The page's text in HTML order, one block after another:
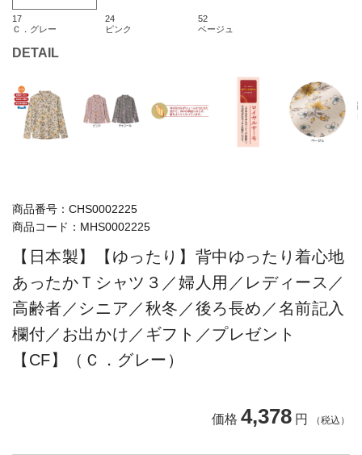
17
Ｃ．グレー
24
ピンク
52
ベージュ
DETAIL
商品番号： CHS0002225
商品コード： MHS0002225
【日本製】【ゆったり】背中ゆったり着心地
あったかＴシャツ３／婦人用／レディース／
高齢者／シニア／秋冬／後ろ長め／名前記入
欄付／お出かけ／ギフト／プレゼント
【CF】（Ｃ．グレー）
価格 4,378 円 （税込）